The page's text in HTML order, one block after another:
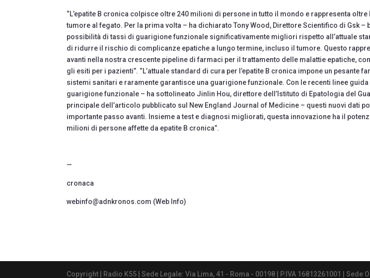
“L’epatite B cronica colpisce oltre 240 milioni di persone in tutto il mondo e rappresenta
tumore al fegato. Per la prima volta – ha dichiarato Tony Wood, Direttore Scientifico di Gsk –
possibilità di tassi di guarigione funzionale significativamente migliori rispetto all’attuale
di ridurre il rischio di complicanze epatiche a lungo termine, incluso il tumore. Questo
avanti nella nostra crescente pipeline di farmaci per il trattamento delle malattie epatiche,
gli esiti per i pazienti”. “L’attuale standard di cura per l’epatite B cronica impone un pesante
sistemi sanitari e raramente garantisce una guarigione funzionale. Con le recenti linee
guarigione funzionale – ha sottolineato Jinlin Hou, direttore dell’Istituto di Epatologia del
principale dell’articolo pubblicato sul New England Journal of Medicine – questi nuovi dati
importante passo avanti. Insieme a test e diagnosi migliorati, questa innovazione ha il
milioni di persone affette da epatite B cronica”.
—
cronaca
webinfo@adnkronos.com (Web Info)
Copyright | Radio K55 | Sede Legale: Via Lima, 41 - Roma - 00198 | P.IVA 16813261001 | Sede